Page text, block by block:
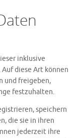
inklusive
diese Art können
und freigeben,
festzuhalten.
speichern
die sie in ihren
jederzeit ihre